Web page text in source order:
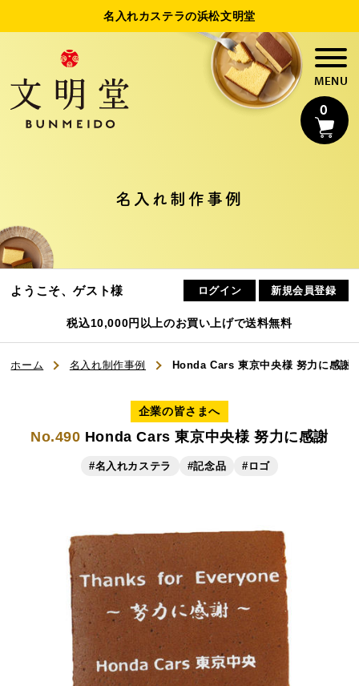
名入れカステラの浜松文明堂
0
制作事例
よくある質問
商品一覧
名入れカステラ（オリジナル）
名入れ制作事例
税込10,000円以上のお買い上げで送料無料
ようこそ、ゲスト様 ログイン 新規会員登録
ホーム 名入れ制作事例 Honda Cars 東京中央様 努力に感謝
企業の皆さまへ
No.490 Honda Cars 東京中央様 努力に感謝
#名入れカステラ #記念品 #ロゴ